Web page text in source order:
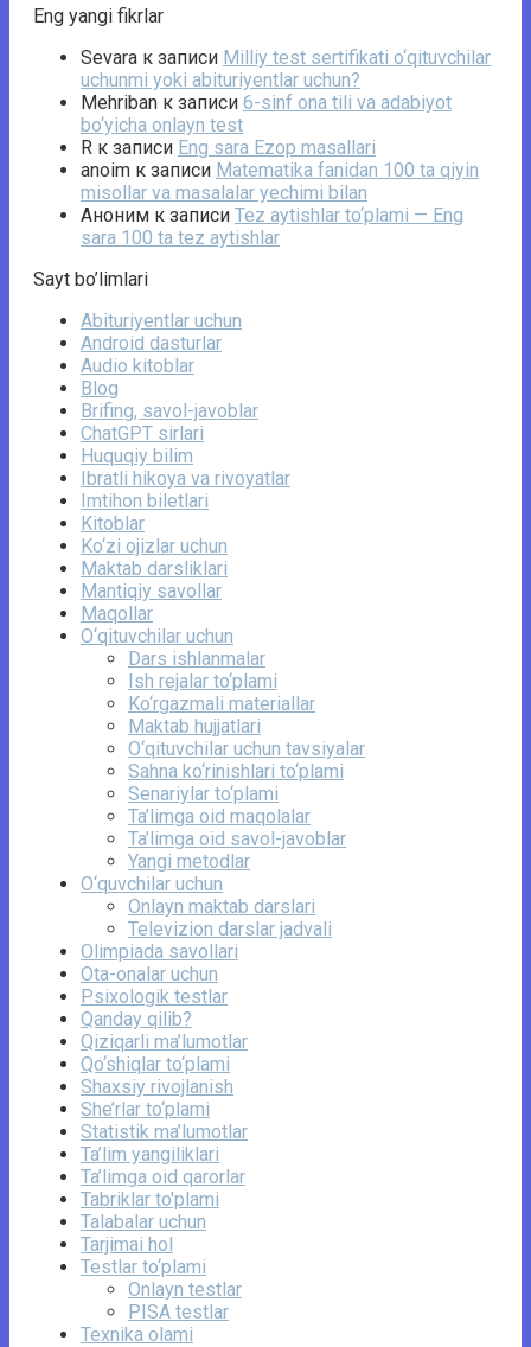
Eng yangi fikrlar
Sevara к записи Milliy test sertifikati o‘qituvchilar
uchunmi yoki abituriyentlar uchun?
Mehriban к записи 6-sinf ona tili va adabiyot
bo‘yicha onlayn test
R к записи Eng sara Ezop masallari
anoim к записи Matematika fanidan 100 ta qiyin
misollar va masalalar yechimi bilan
Аноним к записи Tez aytishlar to‘plami — Eng
sara 100 ta tez aytishlar
Sayt bo’limlari
Abituriyentlar uchun
Android dasturlar
Audio kitoblar
Blog
Brifing, savol-javoblar
ChatGPT sirlari
Huquqiy bilim
Ibratli hikoya va rivoyatlar
Imtihon biletlari
Kitoblar
Ko‘zi ojizlar uchun
Maktab darsliklari
Mantiqiy savollar
Maqollar
O‘qituvchilar uchun
Dars ishlanmalar
Ish rejalar to‘plami
Ko‘rgazmali materiallar
Maktab hujjatlari
O‘qituvchilar uchun tavsiyalar
Sahna ko‘rinishlari to‘plami
Senariylar to‘plami
Ta’limga oid maqolalar
Ta’limga oid savol-javoblar
Yangi metodlar
O‘quvchilar uchun
Onlayn maktab darslari
Televizion darslar jadvali
Olimpiada savollari
Ota-onalar uchun
Psixologik testlar
Qanday qilib?
Qiziqarli ma’lumotlar
Qo‘shiqlar to‘plami
Shaxsiy rivojlanish
She’rlar to‘plami
Statistik ma’lumotlar
Ta’lim yangiliklari
Ta’limga oid qarorlar
Tabriklar to'plami
Talabalar uchun
Tarjimai hol
Testlar to‘plami
Onlayn testlar
PISA testlar
Texnika olami